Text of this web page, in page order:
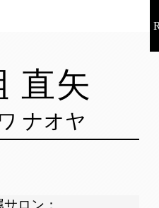
直矢
ナオヤ
サロン：